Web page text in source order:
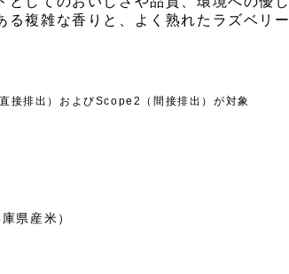
る複雑な香りと、よく熟れたラズベリー
接排出）およびScope2（間接排出）が対象
県産米）